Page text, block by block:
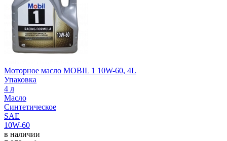
Моторное масло MOBIL 1 10W-60, 4L
Упаковка
4 л
Масло
Синтетическое
SAE
10W-60
в наличии